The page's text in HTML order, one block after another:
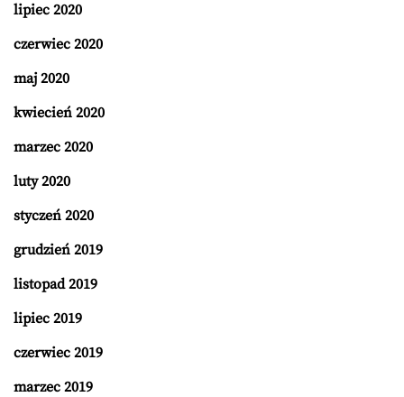
lipiec 2020
czerwiec 2020
maj 2020
kwiecień 2020
marzec 2020
luty 2020
styczeń 2020
grudzień 2019
listopad 2019
lipiec 2019
czerwiec 2019
marzec 2019